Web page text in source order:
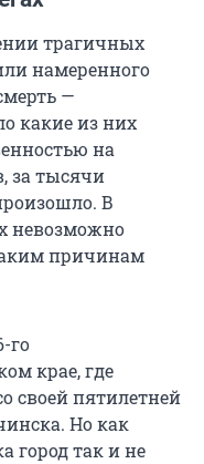
трагичных
намеренного
—
какие из них
на
за тысячи
В
невозможно
причинам
го
крае, где
своей пятилетней
Но как
город так и не